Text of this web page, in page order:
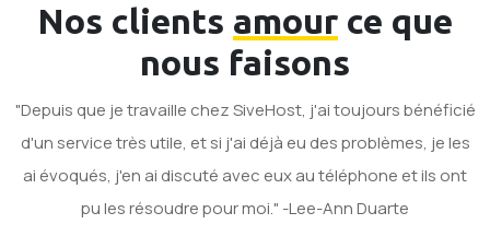
Nos clients amour ce que
nous faisons
"Depuis que je travaille chez SiveHost, j'ai toujours bénéficié
d'un service très utile, et si j'ai déjà eu des problèmes, je les
ai évoqués, j'en ai discuté avec eux au téléphone et ils ont
pu les résoudre pour moi." -Lee-Ann Duarte